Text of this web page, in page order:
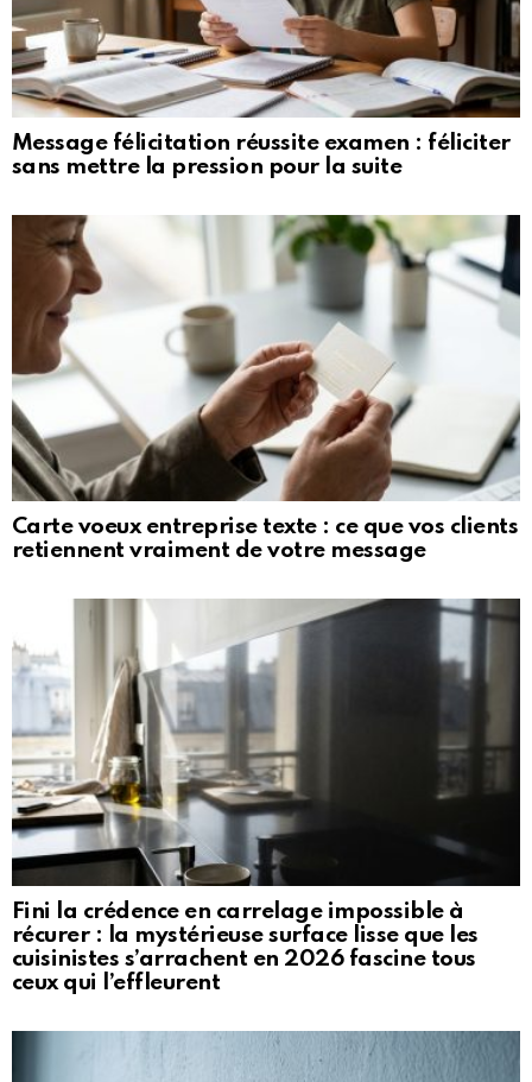
Message félicitation réussite examen : féliciter
sans mettre la pression pour la suite
Carte voeux entreprise texte : ce que vos clients
retiennent vraiment de votre message
Fini la crédence en carrelage impossible à
récurer : la mystérieuse surface lisse que les
cuisinistes s’arrachent en 2026 fascine tous
ceux qui l’effleurent